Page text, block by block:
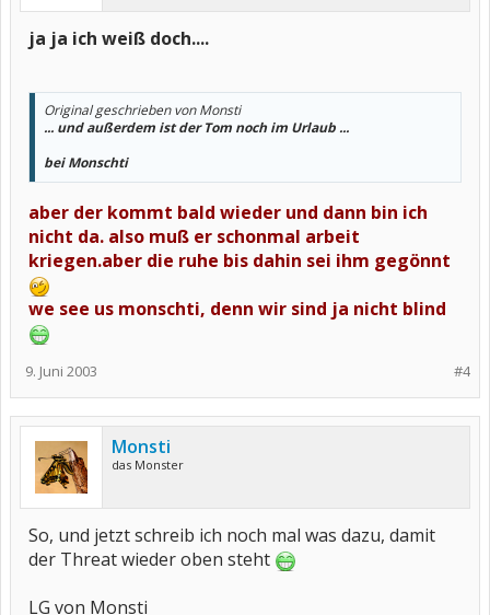
ja ja ich weiß doch....
Original geschrieben von Monsti
... und außerdem ist der Tom noch im Urlaub ...
bei Monschti
aber der kommt bald wieder und dann bin ich
nicht da. also muß er schonmal arbeit
kriegen.aber die ruhe bis dahin sei ihm gegönnt
we see us monschti, denn wir sind ja nicht blind
#4
9. Juni 2003
Monsti
das Monster
So, und jetzt schreib ich noch mal was dazu, damit
der Threat wieder oben steht
LG von Monsti